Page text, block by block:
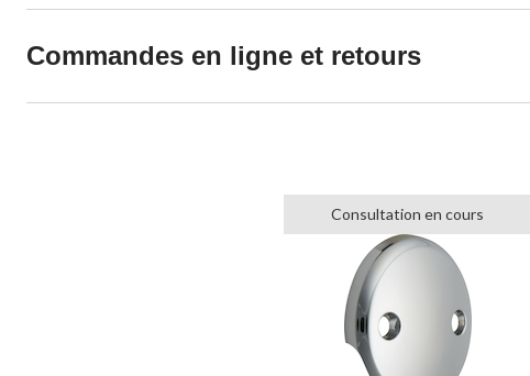
Commandes en ligne et retours
Consultation en cours